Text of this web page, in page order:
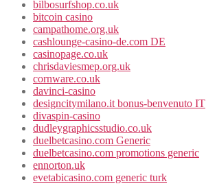
bilbosurfshop.co.uk
bitcoin casino
campathome.org.uk
cashlounge-casino-de.com DE
casinopage.co.uk
chrisdaviesmep.org.uk
cornware.co.uk
davinci-casino
designcitymilano.it bonus-benvenuto IT
divaspin-casino
dudleygraphicsstudio.co.uk
duelbetcasino.com Generic
duelbetcasino.com promotions generic
ennorton.uk
evetabicasino.com generic turk